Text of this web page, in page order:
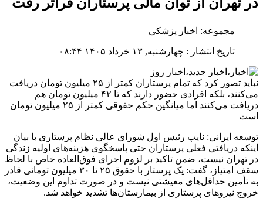
می‌کنند، بلکه افرادی حضور دارند که تا ۴۲ میلیون تومان هم
دریافت می‌کنند اما میانگین حکم حقوقی کمتر از ۲۵ میلیون تومان
است
اینکه دریافتی فعلی پرستاران حتی پاسخگوی هزینه‌های اولیه زندگی
در تهران نیست، ضمن تاکید بر لزوم اجرای فوق‌العاده خاص با لحاظ
سقف امتیاز، گفت: یک پرستار با حقوق ۲۵ تا ۳۰ میلیون تومانی قادر
به تأمین حداقل‌های معیشتی نیست و در صورت تداوم این وضعیت،
خروج نیروهای پرستاری از بیمارستان‌ها تشدید خواهد شد.